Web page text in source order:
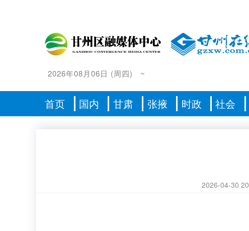
2026年08月06日 (周四) ~
首页 国内 甘肃 张掖 时政 社会
2026-04-30